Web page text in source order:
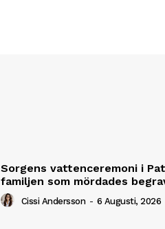
Sorgens vattenceremoni i
familjen som mördades
Cissi Andersson - 6 Augusti, 2026